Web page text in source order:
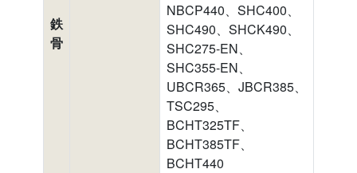
鉄
骨
NBCP440、SHC400、
SHC490、SHCK490、
SHC275-EN、
SHC355-EN、
UBCR365、JBCR385、
TSC295、
BCHT325TF、
BCHT385TF、
BCHT440